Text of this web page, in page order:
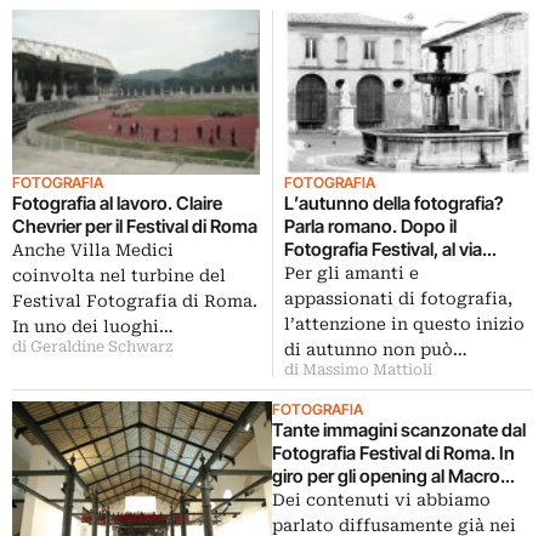
FOTOGRAFIA
Fotografia al lavoro. Claire
Chevrier per il Festival di Roma
Anche Villa Medici
coinvolta nel turbine del
Festival Fotografia di Roma.
In uno dei luoghi…
di Geraldine Schwarz
FOTOGRAFIA
L’autunno della fotografia?
Parla romano. Dopo il
Fotografia Festival, al via
anche l’ottava edizione di
FotoLeggendo
Per gli amanti e
appassionati di fotografia,
l’attenzione in questo inizio
di autunno non può…
di Massimo Mattioli
FOTOGRAFIA
Tante immagini scanzonate dal
Fotografia Festival di Roma. In
giro per gli opening al Macro
Testaccio, con qualche punto
di vista inusuale
Dei contenuti vi abbiamo
parlato diffusamente già nei